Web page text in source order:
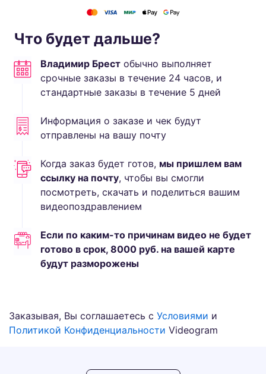
Что будет дальше?
Владимир Брест обычно выполняет
срочные заказы в течение 24 часов, и
стандартные заказы в течение 5 дней
Информация о заказе и чек будут
отправлены на вашу почту
Когда заказ будет готов, мы пришлем вам
ссылку на почту, чтобы вы смогли
посмотреть, скачать и поделиться вашим
видеопоздравлением
Если по каким-то причинам видео не будет
готово в срок, 8000 руб. на вашей карте
будут разморожены
Заказывая, Вы соглашаетесь с Условиями и
Политикой Конфиденциальности Videogram